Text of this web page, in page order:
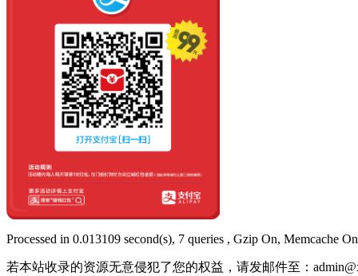
Processed in 0.013109 second(s), 7 queries , Gzip On, Memcache
若本站收录的资源无意侵犯了您的权益，请发邮件至：